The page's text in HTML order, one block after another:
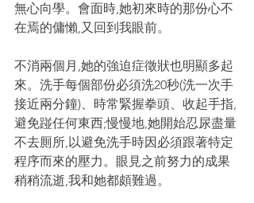
無心向學。會面時,她初來時的那份心不
在焉的傭懶,又回到我眼前。
不消兩個月,她的強迫症徵狀也明顯多起
來。洗手每個部份必須洗20秒(洗一次手
接近兩分鐘)、時常緊握拳頭、收起手指,
避免踫任何東西;慢慢地,她開始忍尿盡量
不去厠所,以避免洗手時因必須跟著特定
程序而來的壓力。眼見之前努力的成果
稍稍流逝,我和她都頗難過。